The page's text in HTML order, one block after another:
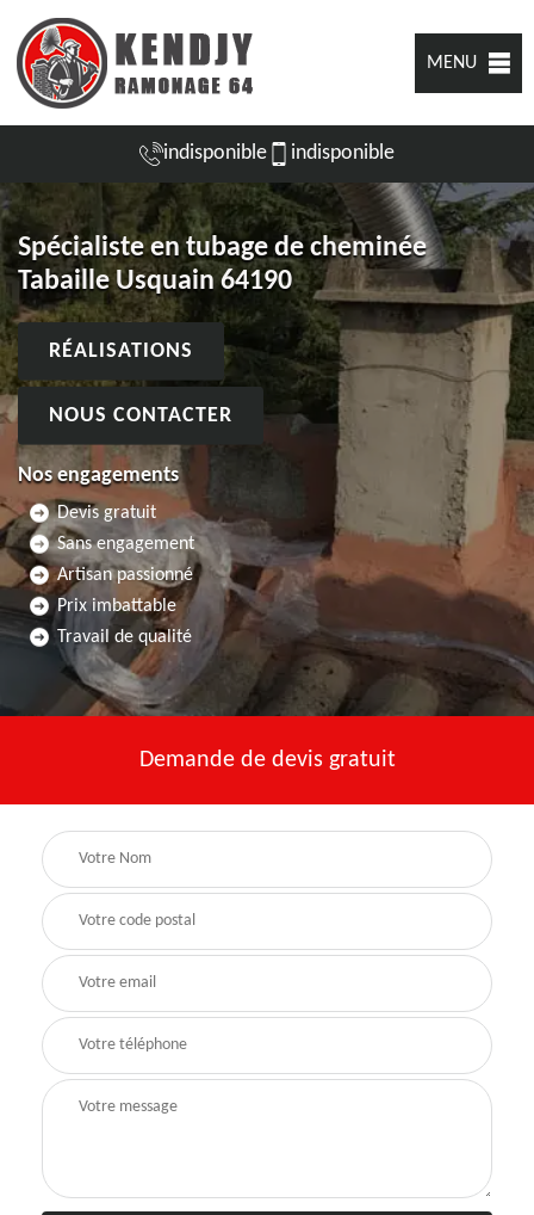
MENU
indisponible indisponible
Spécialiste en tubage de cheminée
Tabaille Usquain 64190
RÉALISATIONS
NOUS CONTACTER
Nos engagements
Devis gratuit
Sans engagement
Artisan passionné
Prix imbattable
Travail de qualité
Demande de devis gratuit